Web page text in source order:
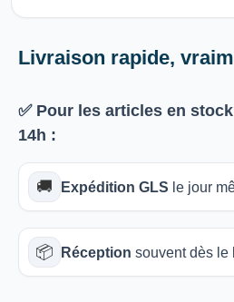
Livraison rapide,
✅ Pour les articles en stock
14h :
🚚 Expédition GLS le jour
📦 Réception souvent dès le